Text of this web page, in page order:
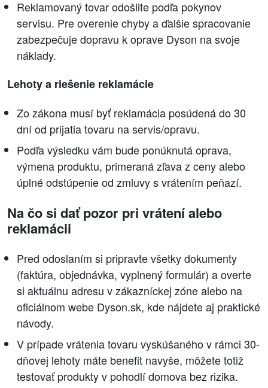
Reklamovaný tovar odošlite podľa pokynov
servisu. Pre overenie chyby a ďalšie spracovanie
zabezpečuje dopravu k oprave Dyson na svoje
náklady.
Lehoty a riešenie reklamácie
Zo zákona musí byť reklamácia posúdená do 30
dní od prijatia tovaru na servis/opravu.
Podľa výsledku vám bude ponúknutá oprava,
výmena produktu, primeraná zľava z ceny alebo
úplné odstúpenie od zmluvy s vrátením peňazí.
Na čo si dať pozor pri vrátení alebo
reklamácii
Pred odoslaním si pripravte všetky dokumenty
(faktúra, objednávka, vyplnený formulár) a overte
si aktuálnu adresu v zákazníckej zóne alebo na
oficiálnom webe Dyson.sk, kde nájdete aj praktické
návody.
V prípade vrátenia tovaru vyskúšaného v rámci 30-
dňovej lehoty máte benefit navyše, môžete totiž
testovať produkty v pohodlí domova bez rizika.